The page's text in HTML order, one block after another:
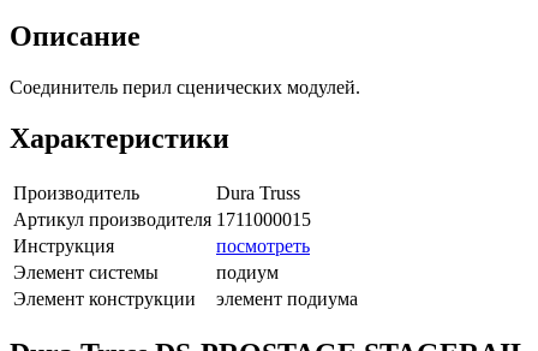
Описание
Соединитель перил сценических модулей.
Характеристики
Производитель
Dura Truss
Артикул производителя 1711000015
Инструкция
посмотреть
Элемент системы
подиум
Элемент конструкции
элемент подиума